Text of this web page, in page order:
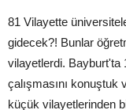
81 Vilayette
gidecek?! Bunlar
vilayetlerdi. Bayburt'ta
çalışmasını
küçük vilayetlerinden